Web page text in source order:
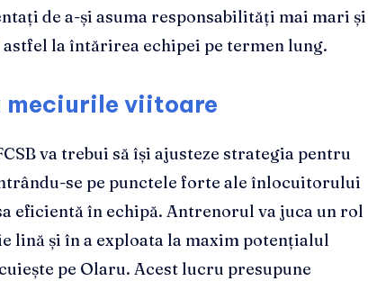
de a-și asuma responsabilități mai mari și
la întărirea echipei pe termen lung.
meciurile viitoare
va trebui să își ajusteze strategia pentru
se pe punctele forte ale înlocuitorului
eficientă în echipă. Antrenorul va juca un rol
lină și în a exploata la maxim potențialul
pe Olaru. Acest lucru presupune